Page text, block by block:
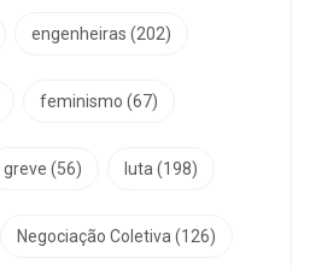
engenheiras (202)
feminismo (67)
greve (56) luta (198)
Negociação Coletiva (126)